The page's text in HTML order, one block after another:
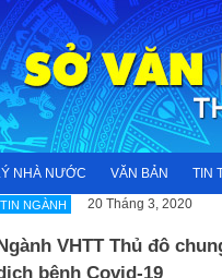
NHÀ NƯỚC VĂN BẢN TIN
TIN NGÀNH 20 Tháng 3, 2020
VHTT Thủ đô
bệnh Covid-19